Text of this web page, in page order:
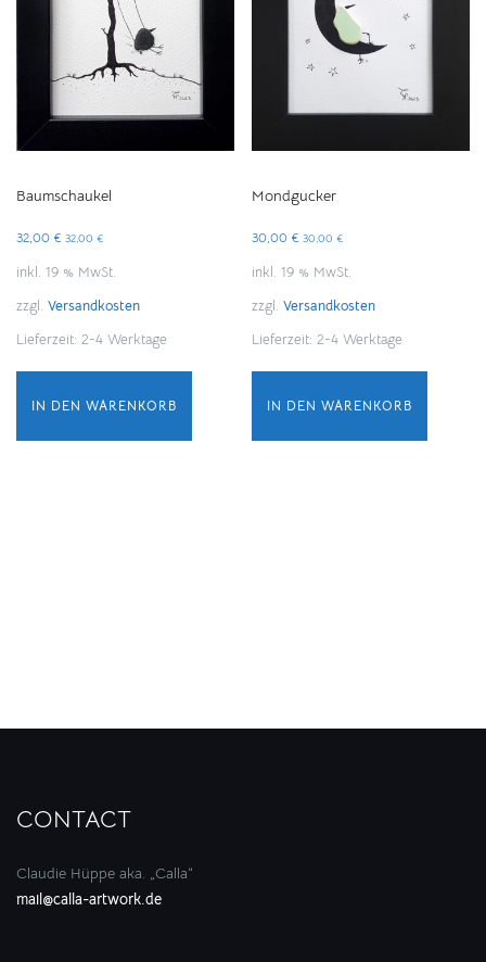
Baumschaukel
32,00 € 32,00 €
inkl. 19 % MwSt.
zzgl. Versandkosten
Lieferzeit: 2-4 Werktage
IN DEN WARENKORB
Mondgucker
30,00 € 30,00€
inkl. 19 % MwSt.
zzgl.Versandkosten
Lieferzeit:2-4 Werktage
IN DEN WARENKORB
CONTACT
Claudie Hüppe aka. „Calla“
mail@calla-artwork.de